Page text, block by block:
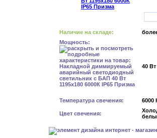
Наличие на складе:
Мощность:
40 Вт
Температура свечения: 6000
Цвет свечения: